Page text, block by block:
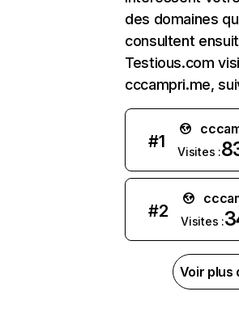
des domaines
consultent
Testious.com
cccampri.me,
#1
Visites :
#2
Visites :
Voir